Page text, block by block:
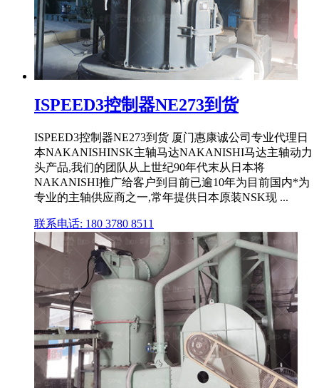
ISPEED3控制器NE273到货
ISPEED3控制器NE273到货 厦门惠康诚公司专业代理日
本NAKANISHINSK主轴马达NAKANISHI马达主轴动力
头产品,我们的团队从上世纪90年代末从日本将
NAKANISHI推广给客户到目前已逾10年为目前国内*为
专业的主轴供应商之一,常年提供日本原装NSK现 ...
联系电话: 180 3780 8511